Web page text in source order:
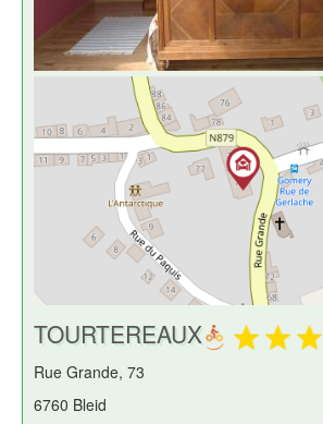
TOURTEREAUX
Rue Grande, 73
6760 Bleid